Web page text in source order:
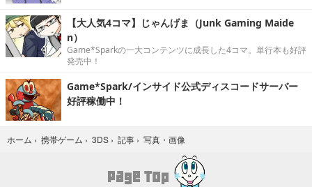
【大人気4コマ】じゃんげま（Junk Gaming Maide
n）
Game*Sparkの一大コンテンツに成長した4コマ。単行本も好評
発売中！
Game*Spark/インサイド公式ディスコードサーバー
好評稼働中！
ホーム › 携帯ゲーム › 3DS › 記事 › 写真・画像